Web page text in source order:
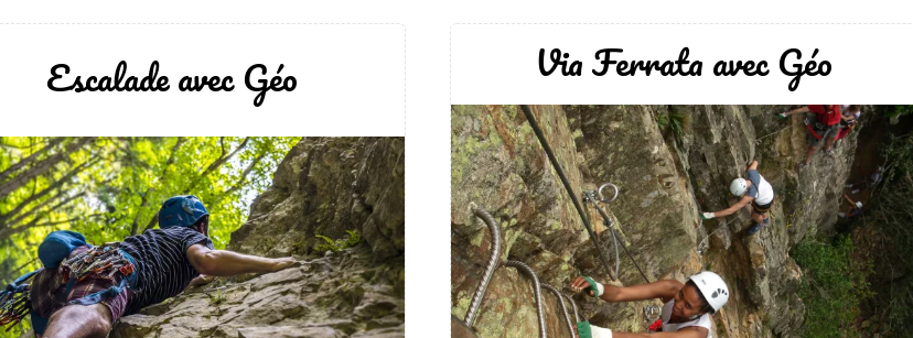
Escalade avec Géo Via Ferrata avec Géo